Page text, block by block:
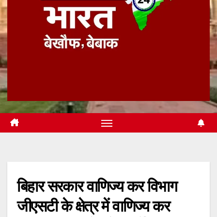
बिहार सरकार वाणिज्य कर विभाग
जीएसटी के क्षेत्र में वाणिज्य कर